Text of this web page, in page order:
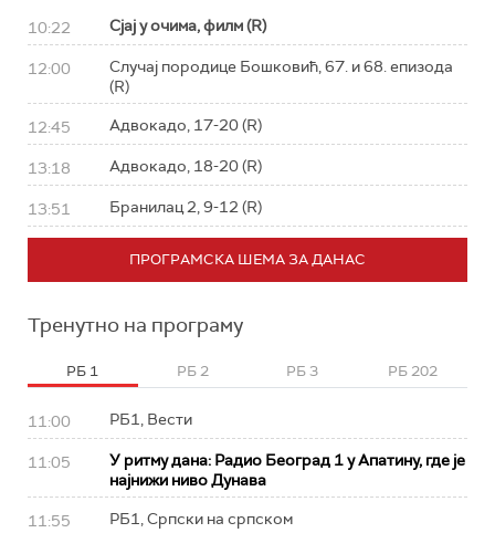
10:22 Сјај у очима, филм (R)
12:00
Случај породице Бошковић, 67. и 68. епизода
(R)
12:45 Адвокадо, 17-20 (R)
13:18 Адвокадо, 18-20 (R)
13:51 Бранилац 2, 9-12 (R)
ПРОГРАМСКА ШЕМА ЗА ДАНАС
Тренутно на програму
РБ 1 РБ 2 РБ 3 РБ 202
11:00 РБ1, Вести
11:05
У ритму дана: Радио Београд 1 у Апатину, где је
најнижи ниво Дунава
11:55 РБ1, Српски на српском